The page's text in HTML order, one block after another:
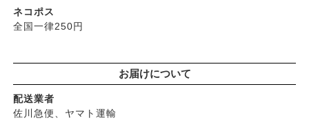
├界面活性剤不使用シャンプー
├メイク
├クレンジンク
├ベビーマーク（シェルミラック）
├ロゴナ
├ビオカ
├マルカワ味噌
ネコポス
全国一律250円
お届けについて
配送業者
佐川急便、ヤマト運輸